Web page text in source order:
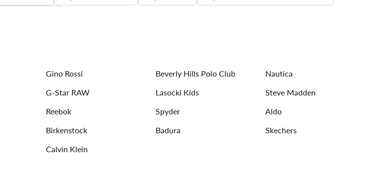
Gino Rossi Beverly Hills Polo Club
Nautica
G-Star RAW Lasocki Kids
Steve Madden
Reebok Spyder
Aldo
Birkenstock Badura
Skechers
Calvin Klein